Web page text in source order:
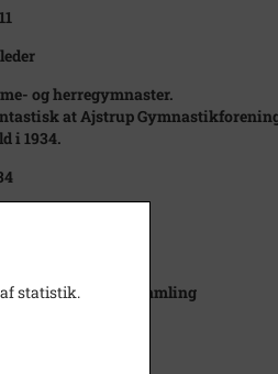
og herregymnaster.
at Ajstrup
i 1934.
Idrætshistorisk Samling
statistik.